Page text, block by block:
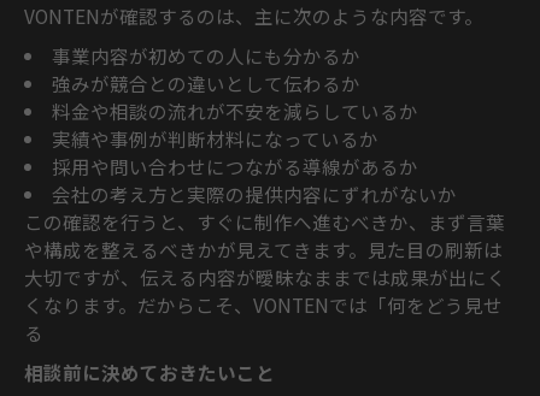
VONTENが確認するのは、主に次のような内容です。
事業内容が初めての人にも分かるか
強みが競合との違いとして伝わるか
料金や相談の流れが不安を減らしているか
実績や事例が判断材料になっているか
採用や問い合わせにつながる導線があるか
会社の考え方と実際の提供内容にずれがないか
この確認を行うと、すぐに制作へ進むべきか、まず言葉
や構成を整えるべきかが見えてきます。見た目の刷新は
大切ですが、伝える内容が曖昧なままでは成果が出にく
くなります。だからこそ、VONTENでは「何をどう見せ
る
相談前に決めておきたいこと